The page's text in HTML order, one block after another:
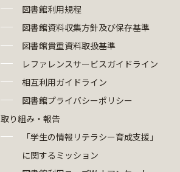
図書館利用規程
図書館資料収集方針及び保存基準
図書館貴重資料取扱基準
レファレンスサービスガイドライン
相互利用ガイドライン
図書館プライバシーポリシー
取り組み・報告
「学生の情報リテラシー育成支援」
に関するミッション